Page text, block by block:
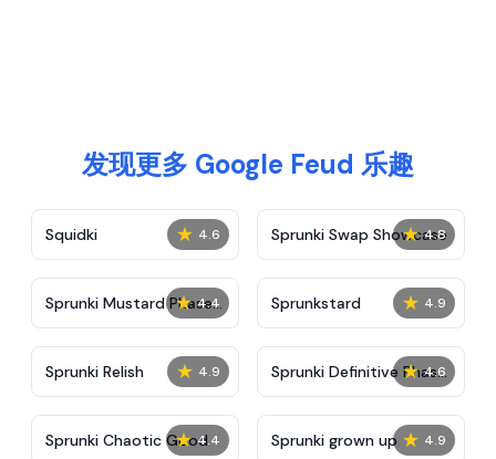
发现更多 Google Feud 乐趣
★ 4.6
Squidki ★ 4.8
Sprunki Swap Showcase
★ 4.4
Sprunki Mustard Phase
2
★ 4.9
Sprunkstard
★ 4.9
Sprunki Relish ★ 4.6
Sprunki Definitive Phase
7
★ 4.4
Sprunki Chaotic Good ★ 4.9
Sprunki grown up